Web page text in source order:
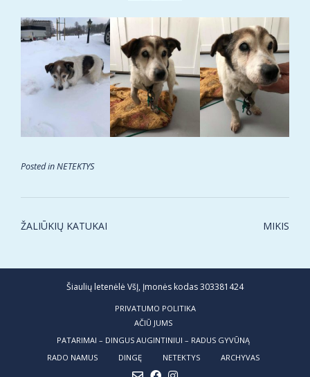
Posted inNETEKTYS
Post
ŽALIŪKIŲ KATUKAI MIKIS
Šiaulių letenėlė VšĮ, Įmonės kodas 303381424
PRIVATUMO POLITIKA
AČIŪ JUMS
PATARIMAI – DINGUS AUGINTINIUI – RADUS GYVŪNĄ
RADO NAMUS
DINGĘ NETEKTYS ARCHYVAS